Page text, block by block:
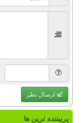
ارسال نظر
پربیننده ترین ها